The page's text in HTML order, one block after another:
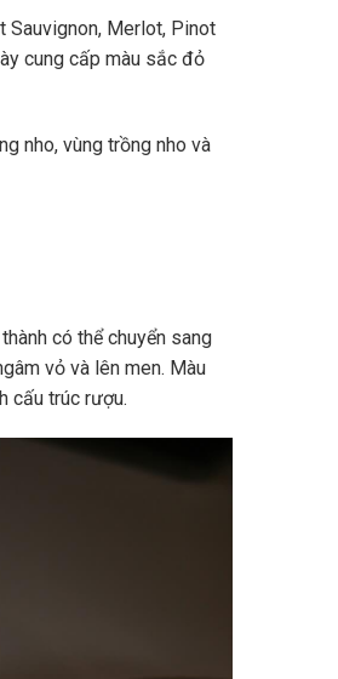
Sauvignon, Merlot, Pinot
cung cấp màu sắc đỏ
nho, vùng trồng nho và
có thể chuyển sang
vỏ và lên men. Màu
cấu trúc rượu.